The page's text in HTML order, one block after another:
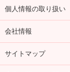
個人情報の取り扱い
会社情報
サイトマップ